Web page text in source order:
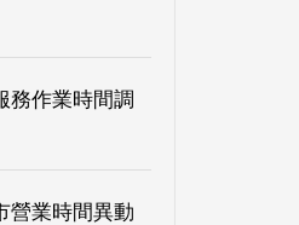
務作業時間調
營業時間異動